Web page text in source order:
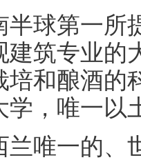
半球第一所
建筑专业的
培和酿酒的
学，唯一以
唯一的、